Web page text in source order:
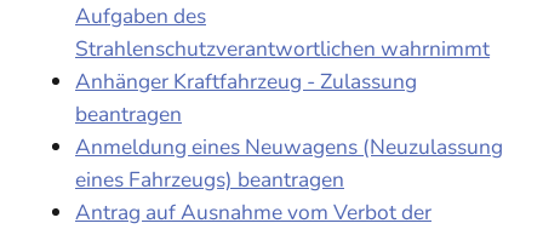
Aufgaben des
Strahlenschutzverantwortlichen wahrnimmt
Anhänger Kraftfahrzeug - Zulassung
beantragen
Anmeldung eines Neuwagens (Neuzulassung
eines Fahrzeugs) beantragen
Antrag auf Ausnahme vom Verbot der